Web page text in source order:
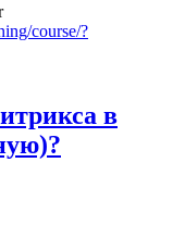
course/?
в